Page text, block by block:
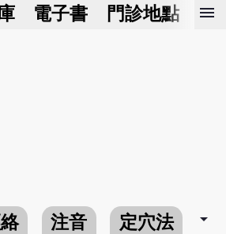
電子書 門診地點 預
menu
注音 定穴法 arrow_drop_down